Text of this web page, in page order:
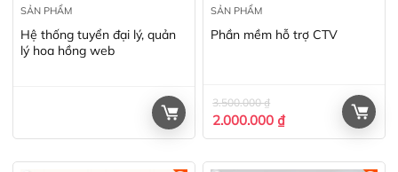
SẢN PHẨM
Hệ thống tuyển đại lý, quản
lý hoa hồng web
SẢN PHẨM
Phần mềm hỗ trợ CTV
3.500.000₫
2.000.000 ₫